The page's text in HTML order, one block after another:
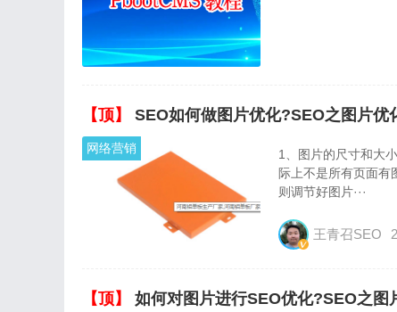
【顶】 SEO如何做图片优化?SEO之图片优
网络营销
1、图片的尺寸和大
际上不是所有页面
则调节好图片···
王青召SEO
【顶】 如何对图片进行SEO优化?SEO之图